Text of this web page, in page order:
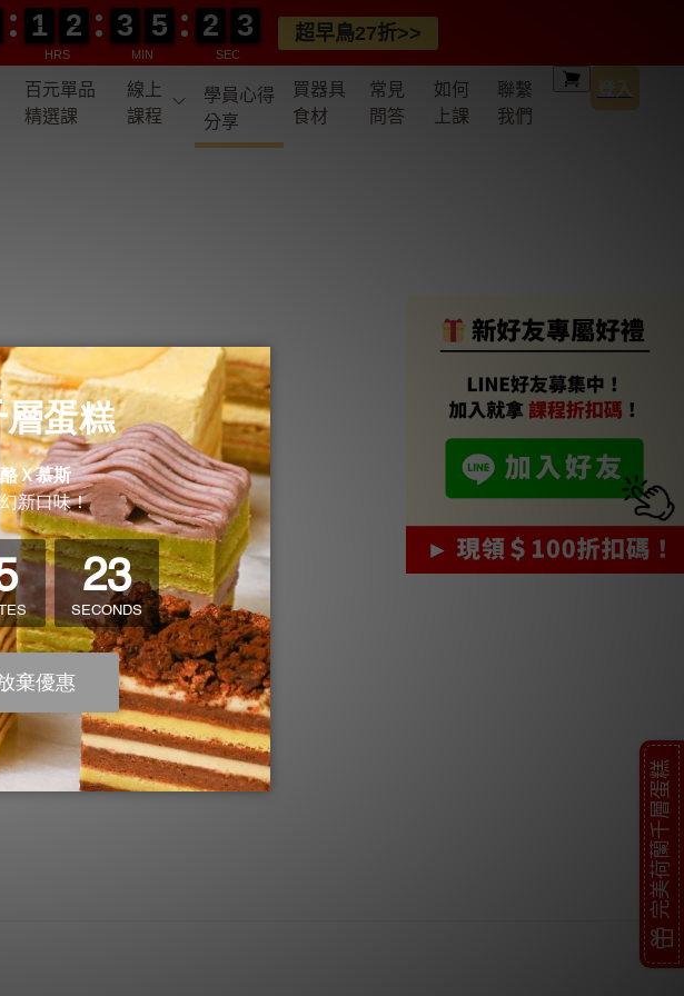
百元單品
精選課
線上
課程
學員心得
分享
買器具
食材
常見
問答
如何
上課
聯繫
我們
HRS
1
1
1
1 2
2
2
2
MIN
3
3
3
3 5
5
5
5
SEC
2
2
2
2 0
0
3
3
3
3 超早鳥27折>>
完美荷蘭千層蛋糕